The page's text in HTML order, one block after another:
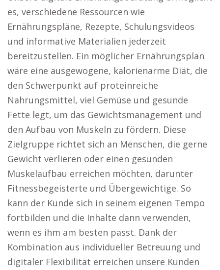
es, verschiedene Ressourcen wie
Ernährungspläne, Rezepte, Schulungsvideos
und informative Materialien jederzeit
bereitzustellen. Ein möglicher Ernährungsplan
wäre eine ausgewogene, kalorienarme Diät, die
den Schwerpunkt auf proteinreiche
Nahrungsmittel, viel Gemüse und gesunde
Fette legt, um das Gewichtsmanagement und
den Aufbau von Muskeln zu fördern. Diese
Zielgruppe richtet sich an Menschen, die gerne
Gewicht verlieren oder einen gesunden
Muskelaufbau erreichen möchten, darunter
Fitnessbegeisterte und Übergewichtige. So
kann der Kunde sich in seinem eigenen Tempo
fortbilden und die Inhalte dann verwenden,
wenn es ihm am besten passt. Dank der
Kombination aus individueller Betreuung und
digitaler Flexibilität erreichen unsere Kunden